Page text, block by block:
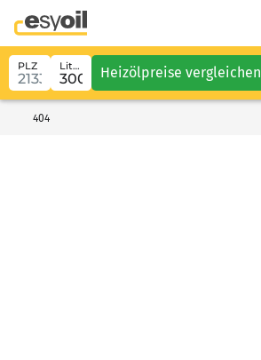
PLZ Liter Heizölpreise vergleichen
404